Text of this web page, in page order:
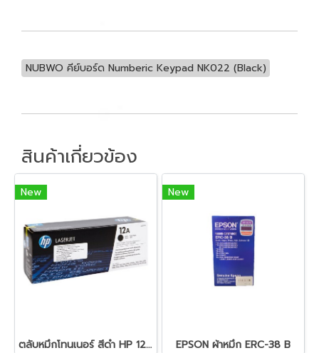
NUBWO คีย์บอร์ด Numberic Keypad NK022 (Black)
สินค้าเกี่ยวข้อง
New
ตลับหมึกโทนเนอร์ สีดำ HP 12A (Q2612A)
New
EPSON ผ้าหมึก ERC-38 B